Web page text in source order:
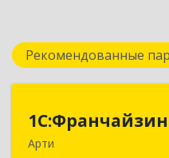
Рекомендованные
Арти
623340,